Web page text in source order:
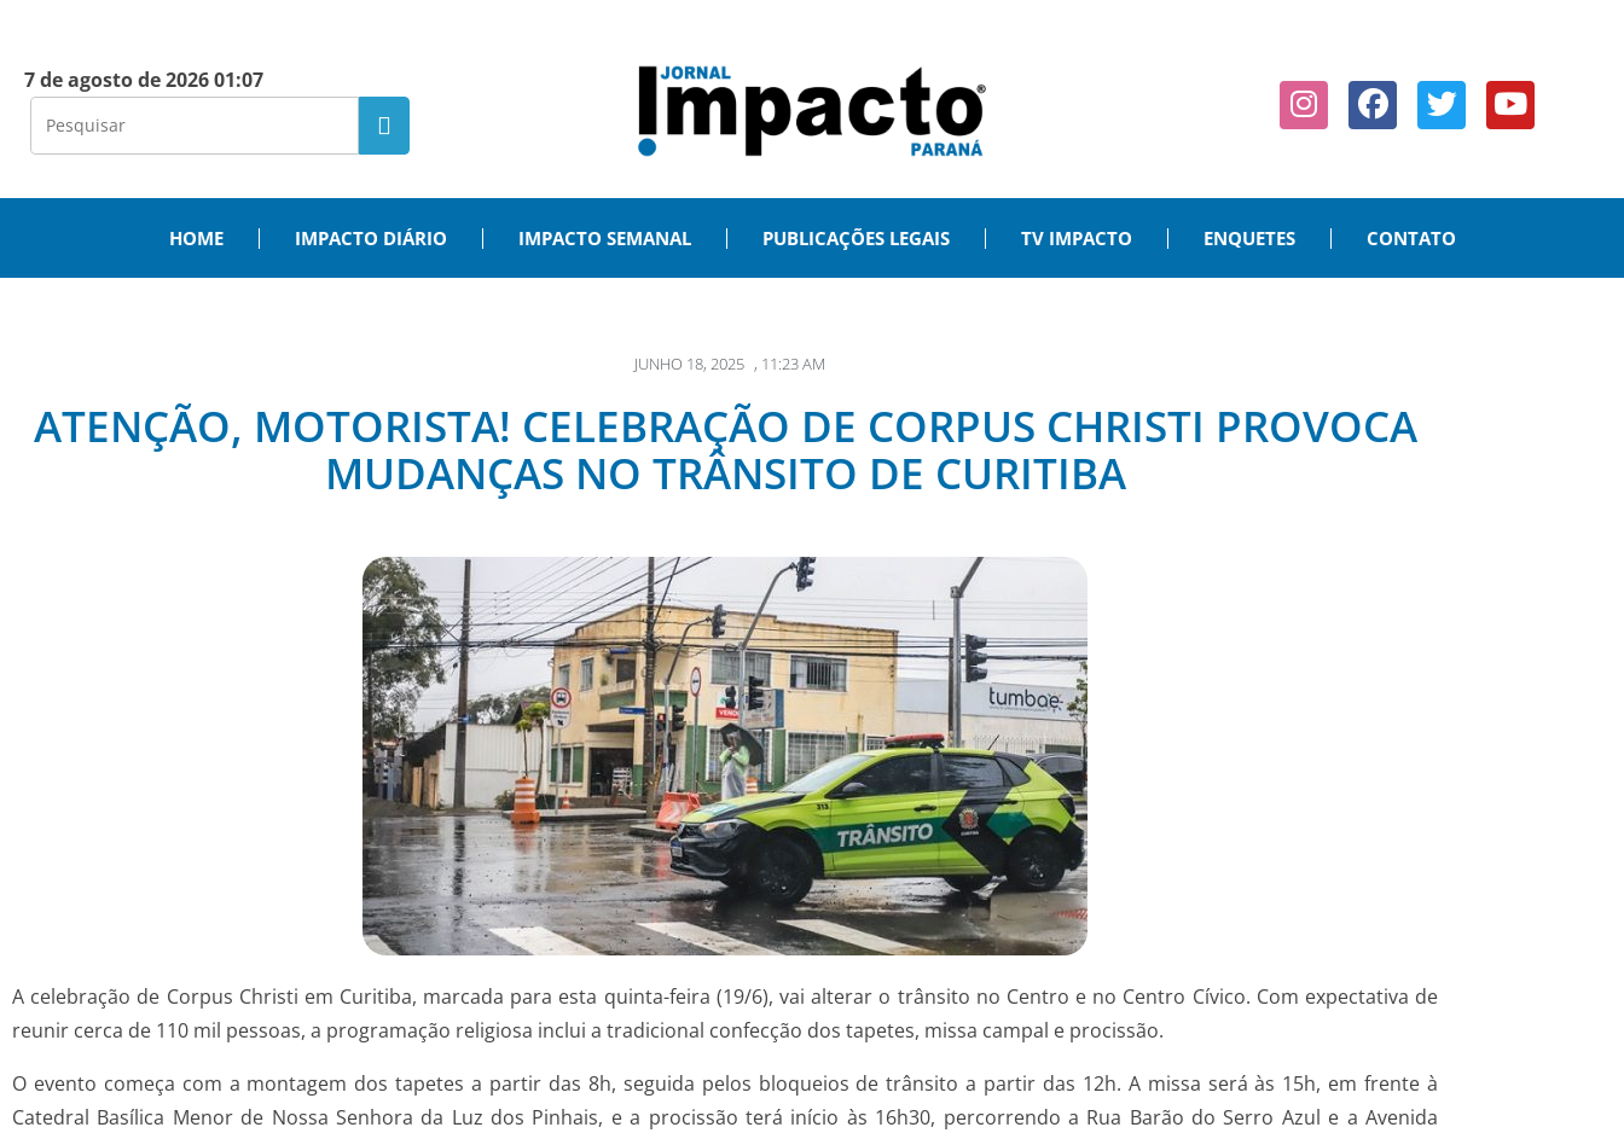
7 de agosto de 2026 01:07
HOME IMPACTO DIÁRIO IMPACTO SEMANAL PUBLICAÇÕES LEGAIS TV IMPACTO ENQUETES CONTATO
JUNHO 18, 2025 , 11:23 AM
ATENÇÃO, MOTORISTA! CELEBRAÇÃO DE CORPUS CHRISTI PROVOCA
MUDANÇAS NO TRÂNSITO DE CURITIBA
A celebração de Corpus Christi em Curitiba, marcada para esta quinta-feira (19/6), vai alterar o trânsito no Centro e no Centro Cívico. Com expectativa de
reunir cerca de 110 mil pessoas, a programação religiosa inclui a tradicional confecção dos tapetes, missa campal e procissão.
O evento começa com a montagem dos tapetes a partir das 8h, seguida pelos bloqueios de trânsito a partir das 12h. A missa será às 15h, em frente à
Catedral Basílica Menor de Nossa Senhora da Luz dos Pinhais, e a procissão terá início às 16h30, percorrendo a Rua Barão do Serro Azul e a Avenida